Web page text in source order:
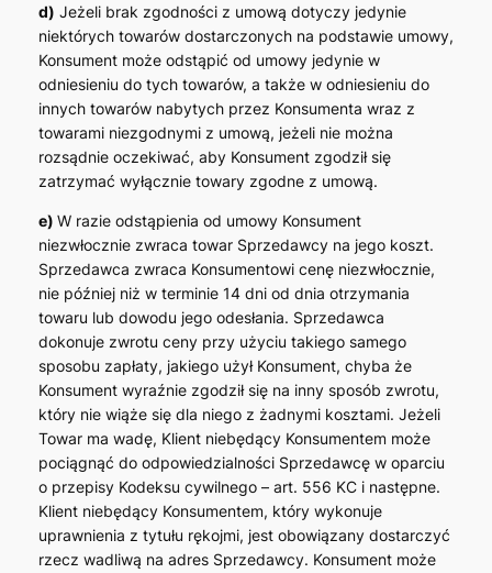
d) Jeżeli brak zgodności z umową dotyczy jedynie
niektórych towarów dostarczonych na podstawie umowy,
Konsument może odstąpić od umowy jedynie w
odniesieniu do tych towarów, a także w odniesieniu do
innych towarów nabytych przez Konsumenta wraz z
towarami niezgodnymi z umową, jeżeli nie można
rozsądnie oczekiwać, aby Konsument zgodził się
zatrzymać wyłącznie towary zgodne z umową.
e) W razie odstąpienia od umowy Konsument
niezwłocznie zwraca towar Sprzedawcy na jego koszt.
Sprzedawca zwraca Konsumentowi cenę niezwłocznie,
nie później niż w terminie 14 dni od dnia otrzymania
towaru lub dowodu jego odesłania. Sprzedawca
dokonuje zwrotu ceny przy użyciu takiego samego
sposobu zapłaty, jakiego użył Konsument, chyba że
Konsument wyraźnie zgodził się na inny sposób zwrotu,
który nie wiąże się dla niego z żadnymi kosztami. Jeżeli
Towar ma wadę, Klient niebędący Konsumentem może
pociągnąć do odpowiedzialności Sprzedawcę w oparciu
o przepisy Kodeksu cywilnego – art. 556 KC i następne.
Klient niebędący Konsumentem, który wykonuje
uprawnienia z tytułu rękojmi, jest obowiązany dostarczyć
rzecz wadliwą na adres Sprzedawcy. Konsument może